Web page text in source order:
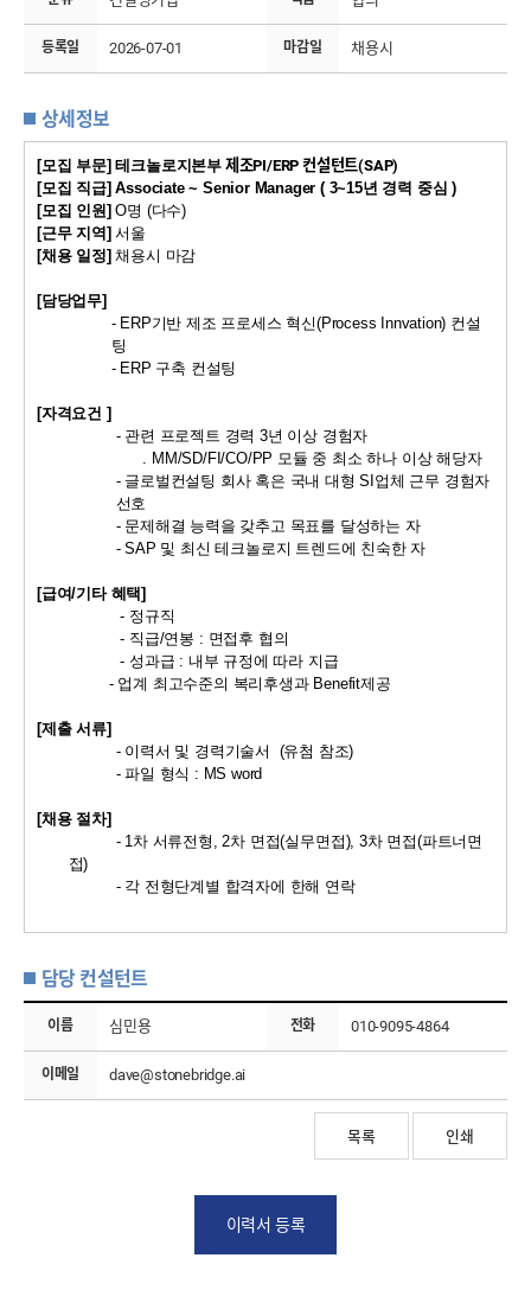
등록일 2026-07-01 마감일 채용시
상세정보
[모집 부문] 테크놀로지 본부 제조PI/ERP 컨설턴트(SAP)
[모집 직급] Associate ~ Senior Manager ( 3~15년 경력 중심 )
[모집 인원]O명 (다수)
[근무 지역]서울
[채용 일정]채용시 마감
[담당업무]
- ERP기반 제조 프로세스 혁신(Process Innvation) 컨설
팅
- ERP 구축 컨설팅
[자격요건 ]
- 관련 프로젝트 경력 3년 이상 경험자
. MM/SD/FI/CO/PP 모듈 중 최소 하나 이상 해당자
- 글로벌컨설팅 회사 혹은 국내 대형 SI 업체 근무 경험자
선호
- 문제해결 능력을 갖추고 목표를 달성하는 자
- SAP 및 최신 테크놀로지 트렌드에 친숙한자
[급여/기타 혜택]
- 정규직
- 직급/연봉 : 면접후 협의
- 성과급 : 내부 규정에 따라 지급
- 업계 최고수준의 복리후생과Benefit제공
[제출 서류]
- 이력서 및 경력기술서 (유첨 참조)
-파일 형식 : MS word
[채용 절차]
- 1차 서류전형, 2차 면접(실무면접), 3차 면접(파트너면
접)
- 각 전형단계별 합격자에 한해 연락
담당 컨설턴트
이름 심민용 전화 010-9095-4864
이메일 dave@stonebridge.ai
목록 인쇄
이력서 등록